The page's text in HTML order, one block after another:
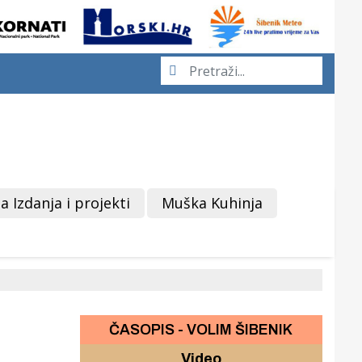
Izdanja i projekti Muška Kuhinja
ČASOPIS - VOLIM ŠIBENIK
Video